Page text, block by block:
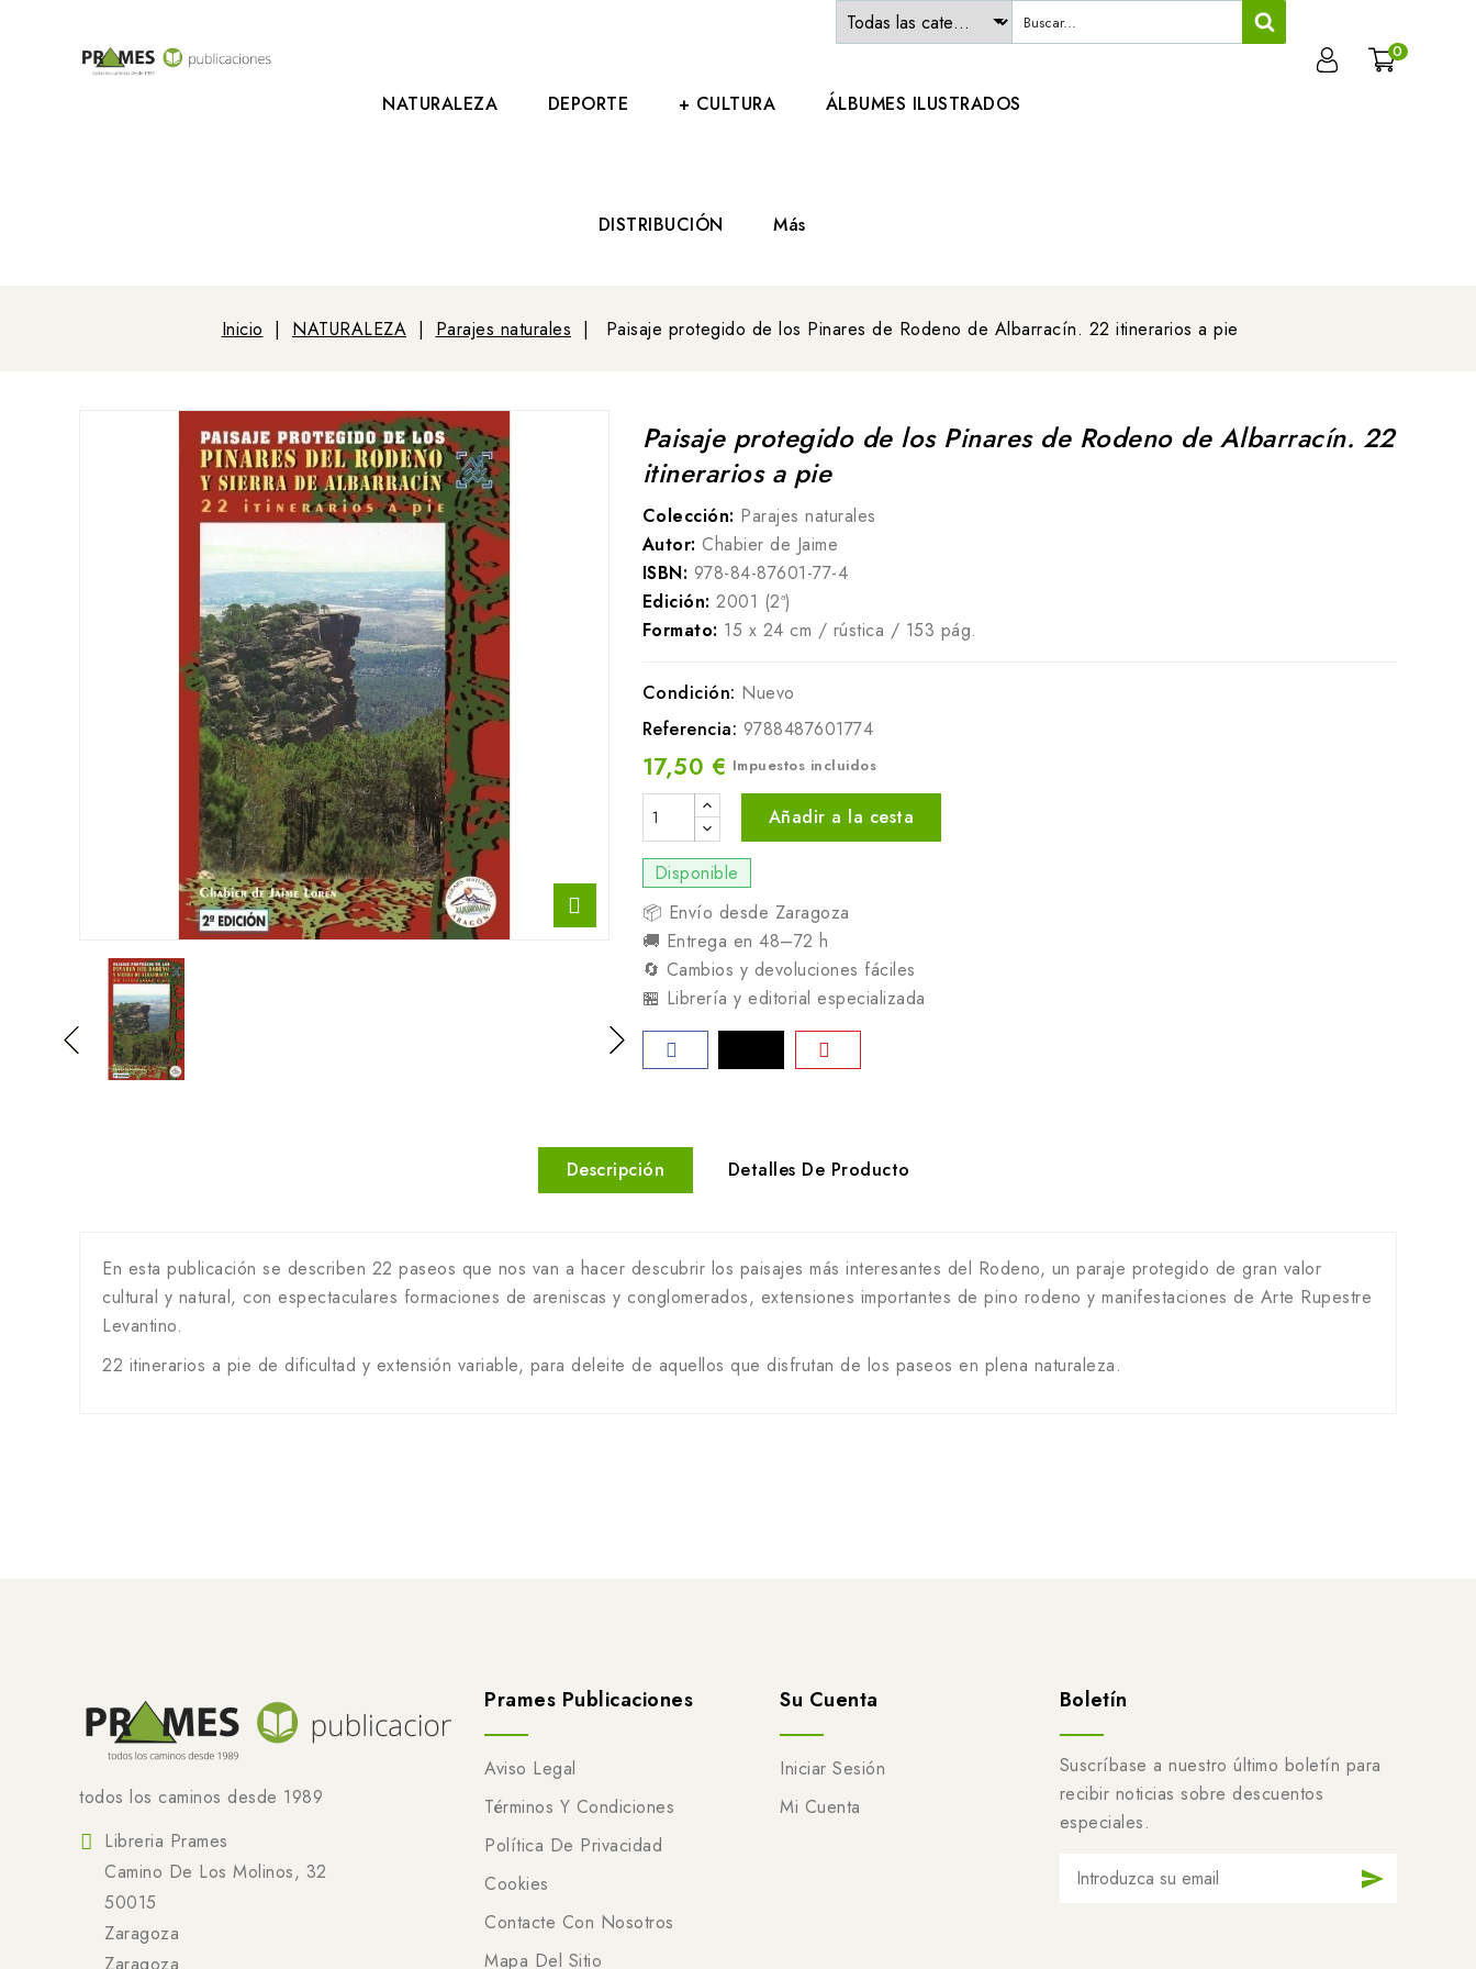
0
NATURALEZA DEPORTE + CULTURA ÁLBUMES ILUSTRADOS
DISTRIBUCIÓN Más
Inicio NATURALEZA Parajes naturales Paisaje protegido de los Pinares de Rodeno de Albarracín. 22 itinerarios a pie
Paisaje protegido de los Pinares de Rodeno de Albarracín. 22
itinerarios a pie
Colección: Parajes naturales
Autor: Chabier de Jaime
ISBN: 978-84-87601-77-4
Edición: 2001 (2ª)
Formato: 15 x 24 cm / rústica / 153 pág.
Condición: Nuevo
Referencia: 9788487601774
17,50 € Impuestos incluidos
Añadir a la cesta
Disponible
📦 Envío desde Zaragoza
🚚 Entrega en 48–72 h
🔄 Cambios y devoluciones fáciles
🏪 Librería y editorial especializada
Descripción Detalles De Producto
En esta publicación se describen 22 paseos que nos van a hacer descubrir los paisajes más interesantes del Rodeno, un paraje protegido de gran valor
cultural y natural, con espectaculares formaciones de areniscas y conglomerados, extensiones importantes de pino rodeno y manifestaciones de Arte Rupestre
Levantino.
22 itinerarios a pie de dificultad y extensión variable, para deleite de aquellos que disfrutan de los paseos en plena naturaleza.
todos los caminos desde 1989
Libreria Prames
Camino De Los Molinos, 32
50015
Zaragoza
Zaragoza
Prames Publicaciones
Aviso Legal
Términos Y Condiciones
Política De Privacidad
Cookies
Contacte Con Nosotros
Mapa Del Sitio
Su Cuenta
Iniciar Sesión
Mi Cuenta
Boletín
Suscríbase a nuestro último boletín para
recibir noticias sobre descuentos
especiales.